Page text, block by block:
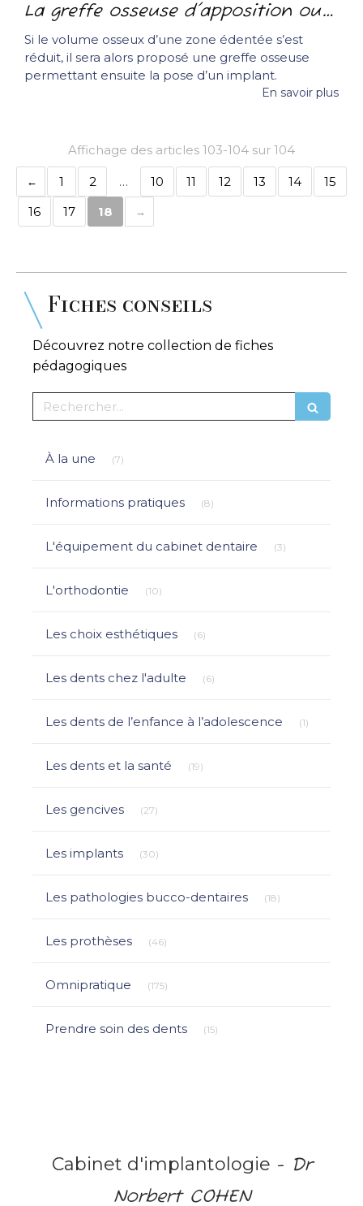
La greffe osseuse d'apposition ou greffe en onlay
Si le volume osseux d’une zone édentée s’est
réduit, il sera alors proposé une greffe osseuse
permettant ensuite la pose d’un implant.
En savoir plus
Affichage des articles 103-104 sur 104
1 2 … 10 11 12 13 14
15
16
17 18
Fiches conseils
Découvrez notre collection de fiches
pédagogiques
Rechercher
À la une (7)
Informations pratiques (8)
L'équipement du cabinet dentaire (3)
L'orthodontie (10)
Les choix esthétiques (6)
Les dents chez l'adulte (6)
Les dents de l’enfance à l’adolescence (1)
Les dents et la santé (19)
Les gencives (27)
Les implants (30)
Les pathologies bucco-dentaires (18)
Les prothèses (46)
Omnipratique (175)
Prendre soin des dents (15)
Cabinet d'implantologie - Dr
Norbert COHEN